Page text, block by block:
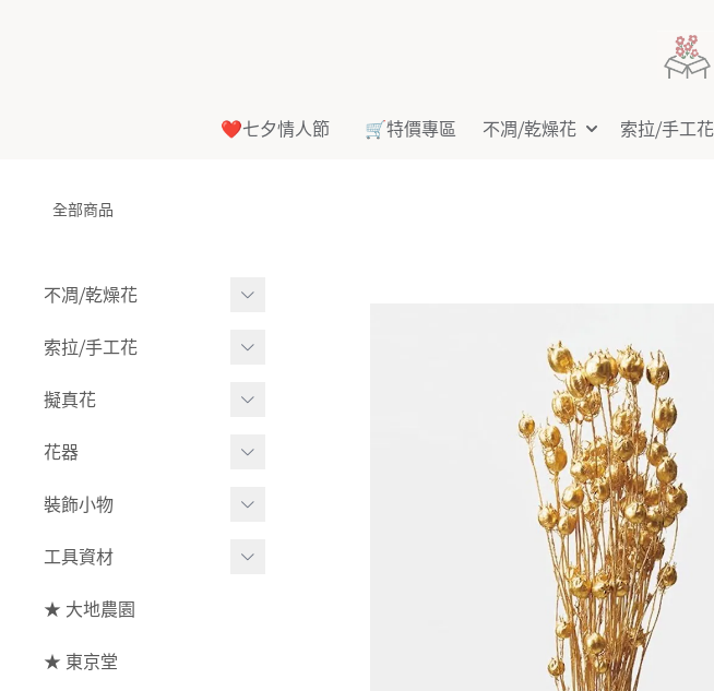
❤️七夕情人節 🛒特價專區 不凋⧸乾燥花 索拉⧸手工花
全部商品
不凋⧸乾燥花
多色組合
- 其他
玫瑰
大玫瑰
索拉⧸手工花
索拉花(有花莖)
- 莉朵獨家水染
- 大地農園
索拉花(僅花頭)
原色
擬真花
盆栽⧸成品
綜合花束
葉材⧸藤蔓
枝條
花器
小型花器
中大型花器
捧花架⧸吊架
裝飾小物
裝飾⧸擺飾
花插
工具資材
工具⧸型錄
資材
★ 大地農園
★ 東京堂